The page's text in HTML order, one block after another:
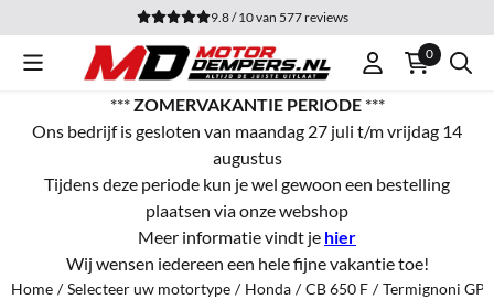
Cookievoorkeuren zijn momenteel gesloten.
9.8 / 10van 577reviews
0
***ZOMERVAKANTIE PERIODE***
Ons bedrijf is gesloten van maandag 27 juli t/m vrijdag 14
augustus
Tijdens deze periode kun je wel gewoon een bestelling
plaatsen via onze webshop
Meer informatie vindt je hier
Wij wensen iedereen een hele fijne vakantie toe!
Home / Selecteer uw motortype / Honda / CB 650 F / Termignoni